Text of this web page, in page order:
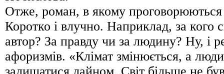
Отже, роман, в якому проговорюються
Коротко і влучно. Наприклад, за кого
автор? За правду чи за людину? Ну, і
афоризмів. «Клімат змінюється, а